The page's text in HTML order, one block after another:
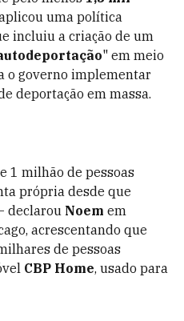
uma política
incluiu a criação de um
" em meio
o governo implementar
deportação em massa.
1 milhão de pessoas
própria desde que
declarou Noem em
acrescentando que
de pessoas
CBP Home, usado para